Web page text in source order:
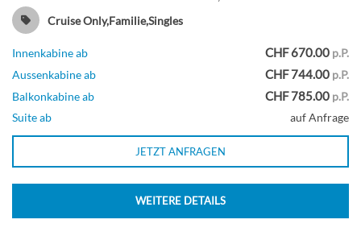
Suite
Grand Suite mit zwei Schlafzimmern-
[GT]
Deck 9
Cruise Only,Familie,Singles
Innenkabine ab CHF 670.00 p.P.
Aussenkabine ab
CHF 744.00 p.P.
Balkonkabine ab
CHF 785.00 p.P.
Suite ab
auf Anfrage
JETZT ANFRAGEN
WEITERE DETAILS